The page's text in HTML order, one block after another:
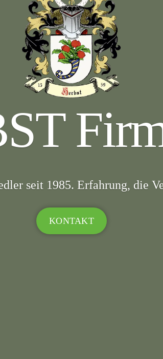
seit 1985. Erfahrung, die
KONTAKT